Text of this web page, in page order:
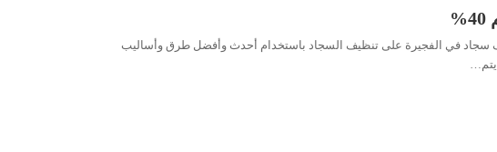
في الفجيرة على تنظيف السجاد باستخدام أحدث وأفضل طرق وأساليب